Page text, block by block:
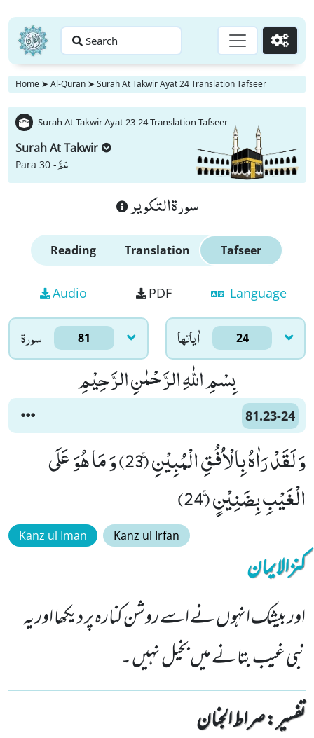
Search Go
Home ➤ Al-Quran ➤ Surah At Takwir Ayat 24 Translation Tafseer
Surah At Takwir Ayat 23-24 Translation Tafseer
Surah At Takwir
Para 30 -عَمَّ
سورة التكوير
Reading Translation Tafseer
Audio PDF Language
سورۃ 81 اٰياتها 24
بِسْمِ اللّٰهِ الرَّحْمٰنِ الرَّحِیْمِ
81.23-24
وَ لَقَدْ رَاٰهُ بِالْاُفُقِ الْمُبِیْنِۚ (23) وَ مَا هُوَ عَلَى
الْغَیْبِ بِضَنِیْنٍۚ (24)
Kanz ul Iman Kanz ul Irfan
کنزالایمان
اور بیشک انہوں نے اسے روشن کنارہ پر دیکھا اور یہ
نبی غیب بتانے میں بخیل نہیں ۔
تفسیر : ‎صراط الجنان